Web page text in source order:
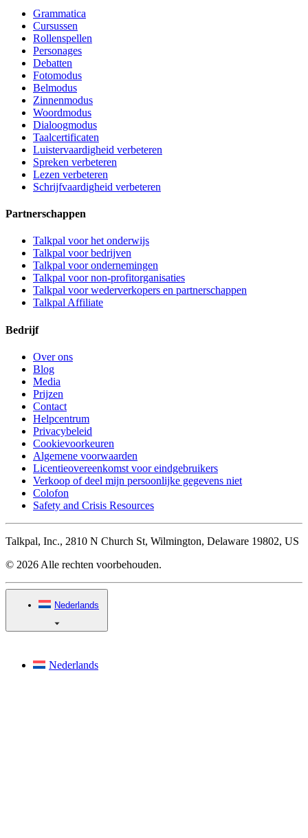
Grammatica
Cursussen
Rollenspellen
Personages
Debatten
Fotomodus
Belmodus
Zinnenmodus
Woordmodus
Dialoogmodus
Taalcertificaten
Luistervaardigheid verbeteren
Spreken verbeteren
Lezen verbeteren
Schrijfvaardigheid verbeteren
Partnerschappen
Talkpal voor het onderwijs
Talkpal voor bedrijven
Talkpal voor ondernemingen
Talkpal voor non-profitorganisaties
Talkpal voor wederverkopers en partnerschappen
Talkpal Affiliate
Bedrijf
Over ons
Blog
Media
Prijzen
Contact
Helpcentrum
Privacybeleid
Cookievoorkeuren
Algemene voorwaarden
Licentieovereenkomst voor eindgebruikers
Verkoop of deel mijn persoonlijke gegevens niet
Colofon
Safety and Crisis Resources
Talkpal, Inc., 2810 N Church St, Wilmington, Delaware 19802, US
© 2026 Alle rechten voorbehouden.
Nederlands
Nederlands